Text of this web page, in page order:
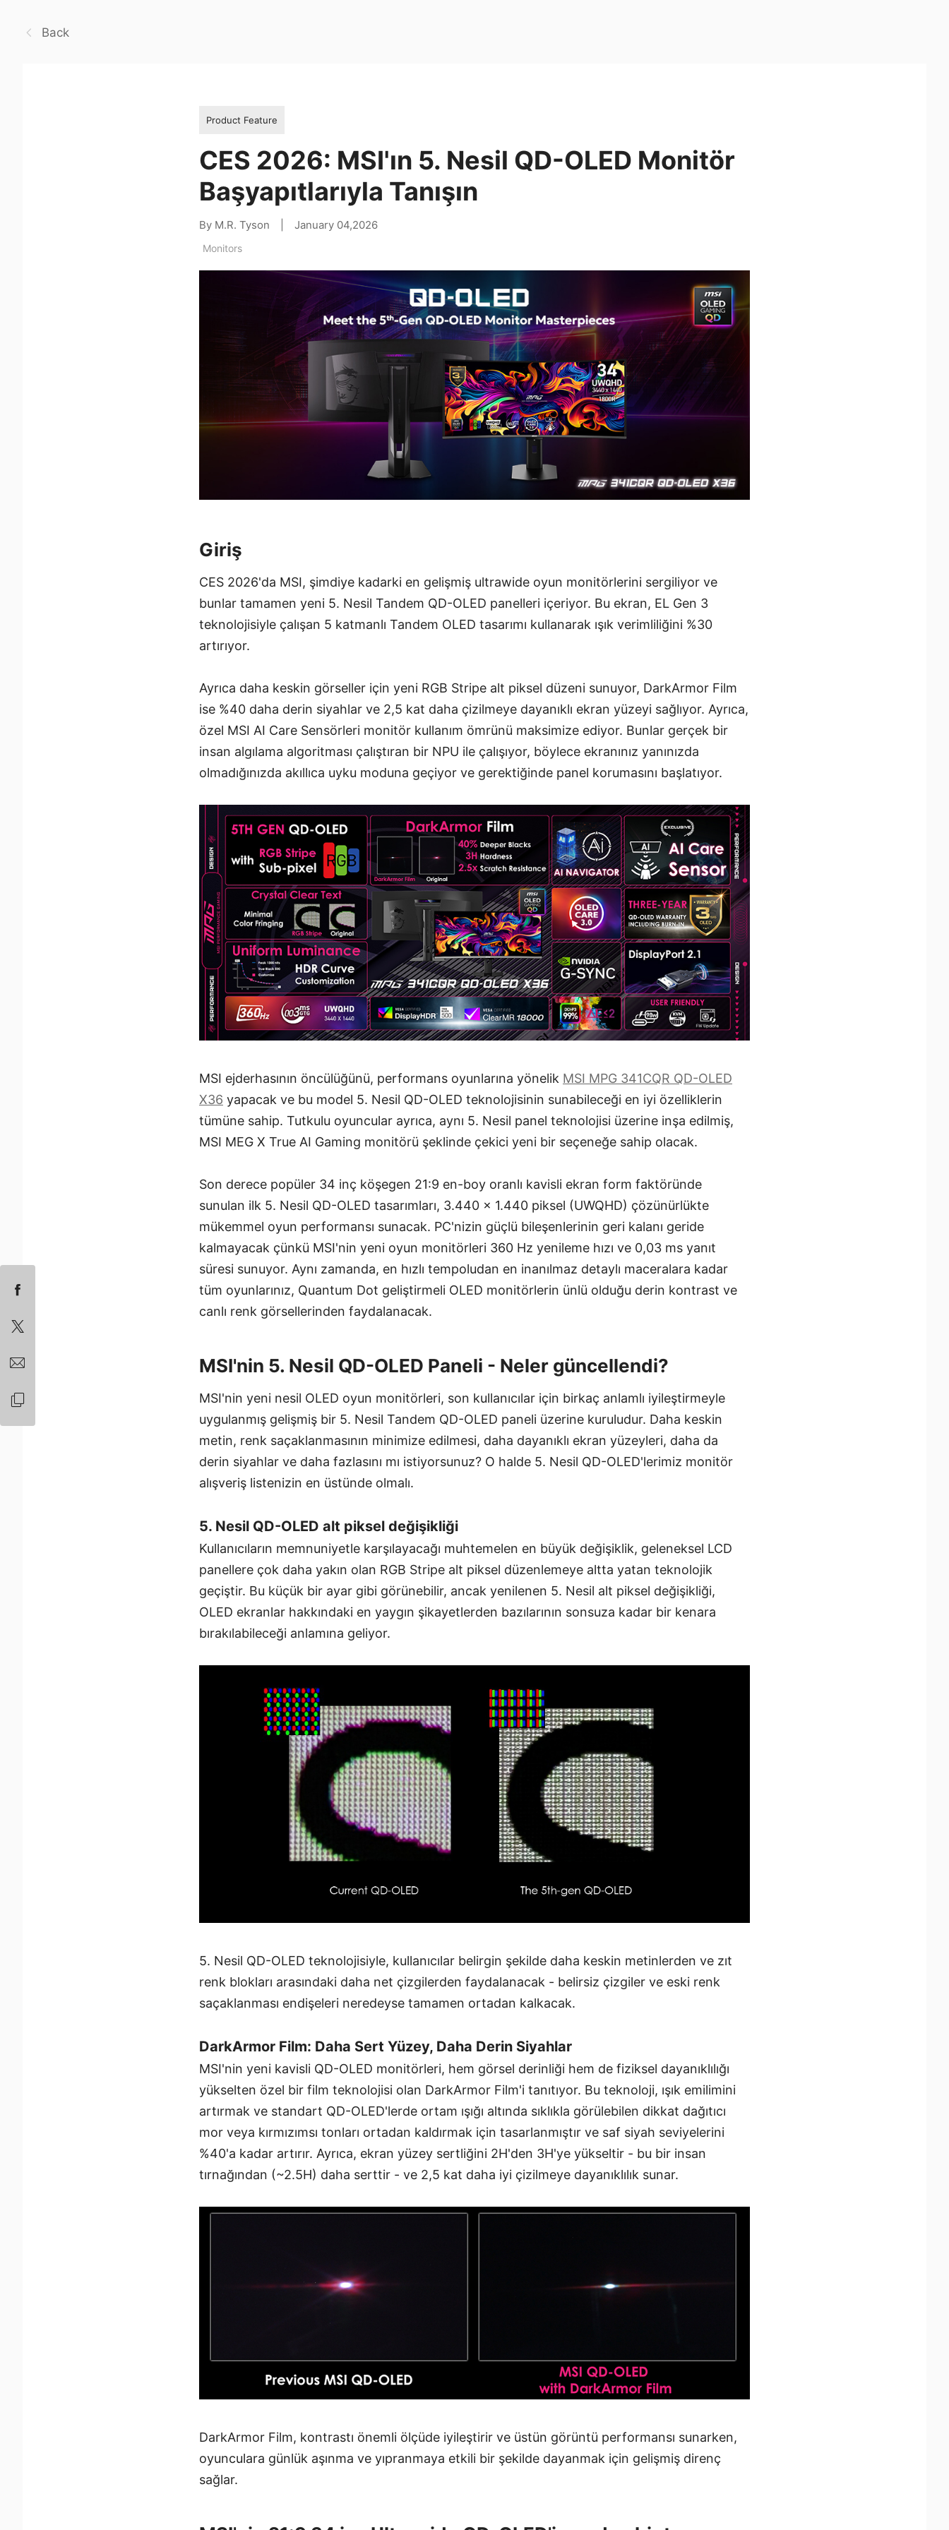
Back
Product Feature
CES 2026: MSI'ın 5. Nesil QD-OLED Monitör
Başyapıtlarıyla Tanışın
By M.R. Tyson January 04,2026
Monitors
Giriş
CES 2026'da MSI, şimdiye kadarki en gelişmiş ultrawide oyun monitörlerini sergiliyor ve
bunlar tamamen yeni 5. Nesil Tandem QD-OLED panelleri içeriyor. Bu ekran, EL Gen 3
teknolojisiyle çalışan 5 katmanlı Tandem OLED tasarımı kullanarak ışık verimliliğini %30
artırıyor.
Ayrıca daha keskin görseller için yeni RGB Stripe alt piksel düzeni sunuyor, DarkArmor Film
ise %40 daha derin siyahlar ve 2,5 kat daha çizilmeye dayanıklı ekran yüzeyi sağlıyor. Ayrıca,
özel MSI AI Care Sensörleri monitör kullanım ömrünü maksimize ediyor. Bunlar gerçek bir
insan algılama algoritması çalıştıran bir NPU ile çalışıyor, böylece ekranınız yanınızda
olmadığınızda akıllıca uyku moduna geçiyor ve gerektiğinde panel korumasını başlatıyor.
MSI ejderhasının öncülüğünü, performans oyunlarına yönelik MSI MPG 341CQR QD-OLED
X36 yapacak ve bu model 5. Nesil QD-OLED teknolojisinin sunabileceği en iyi özelliklerin
tümüne sahip. Tutkulu oyuncular ayrıca, aynı 5. Nesil panel teknolojisi üzerine inşa edilmiş,
MSI MEG X True AI Gaming monitörü şeklinde çekici yeni bir seçeneğe sahip olacak.
Son derece popüler 34 inç köşegen 21:9 en-boy oranlı kavisli ekran form faktöründe
sunulan ilk 5. Nesil QD-OLED tasarımları, 3.440 x 1.440 piksel (UWQHD) çözünürlükte
mükemmel oyun performansı sunacak. PC'nizin güçlü bileşenlerinin geri kalanı geride
kalmayacak çünkü MSI'nin yeni oyun monitörleri 360 Hz yenileme hızı ve 0,03 ms yanıt
süresi sunuyor. Aynı zamanda, en hızlı tempoludan en inanılmaz detaylı maceralara kadar
tüm oyunlarınız, Quantum Dot geliştirmeli OLED monitörlerin ünlü olduğu derin kontrast ve
canlı renk görsellerinden faydalanacak.
MSI'nin 5. Nesil QD-OLED Paneli - Neler güncellendi?
MSI'nin yeni nesil OLED oyun monitörleri, son kullanıcılar için birkaç anlamlı iyileştirmeyle
uygulanmış gelişmiş bir 5. Nesil Tandem QD-OLED paneli üzerine kuruludur. Daha keskin
metin, renk saçaklanmasının minimize edilmesi, daha dayanıklı ekran yüzeyleri, daha da
derin siyahlar ve daha fazlasını mı istiyorsunuz? O halde 5. Nesil QD-OLED'lerimiz monitör
alışveriş listenizin en üstünde olmalı.
5. Nesil QD-OLED alt piksel değişikliği
Kullanıcıların memnuniyetle karşılayacağı muhtemelen en büyük değişiklik, geleneksel LCD
panellere çok daha yakın olan RGB Stripe alt piksel düzenlemeye altta yatan teknolojik
geçiştir. Bu küçük bir ayar gibi görünebilir, ancak yenilenen 5. Nesil alt piksel değişikliği,
OLED ekranlar hakkındaki en yaygın şikayetlerden bazılarının sonsuza kadar bir kenara
bırakılabileceği anlamına geliyor.
5. Nesil QD-OLED teknolojisiyle, kullanıcılar belirgin şekilde daha keskin metinlerden ve zıt
renk blokları arasındaki daha net çizgilerden faydalanacak - belirsiz çizgiler ve eski renk
saçaklanması endişeleri neredeyse tamamen ortadan kalkacak.
DarkArmor Film: Daha Sert Yüzey, Daha Derin Siyahlar
MSI'nin yeni kavisli QD-OLED monitörleri, hem görsel derinliği hem de fiziksel dayanıklılığı
yükselten özel bir film teknolojisi olan DarkArmor Film'i tanıtıyor. Bu teknoloji, ışık emilimini
artırmak ve standart QD-OLED'lerde ortam ışığı altında sıklıkla görülebilen dikkat dağıtıcı
mor veya kırmızımsı tonları ortadan kaldırmak için tasarlanmıştır ve saf siyah seviyelerini
%40'a kadar artırır. Ayrıca, ekran yüzey sertliğini 2H'den 3H'ye yükseltir - bu bir insan
tırnağından (~2.5H) daha serttir - ve 2,5 kat daha iyi çizilmeye dayanıklılık sunar.
DarkArmor Film, kontrastı önemli ölçüde iyileştirir ve üstün görüntü performansı sunarken,
oyunculara günlük aşınma ve yıpranmaya etkili bir şekilde dayanmak için gelişmiş direnç
sağlar.